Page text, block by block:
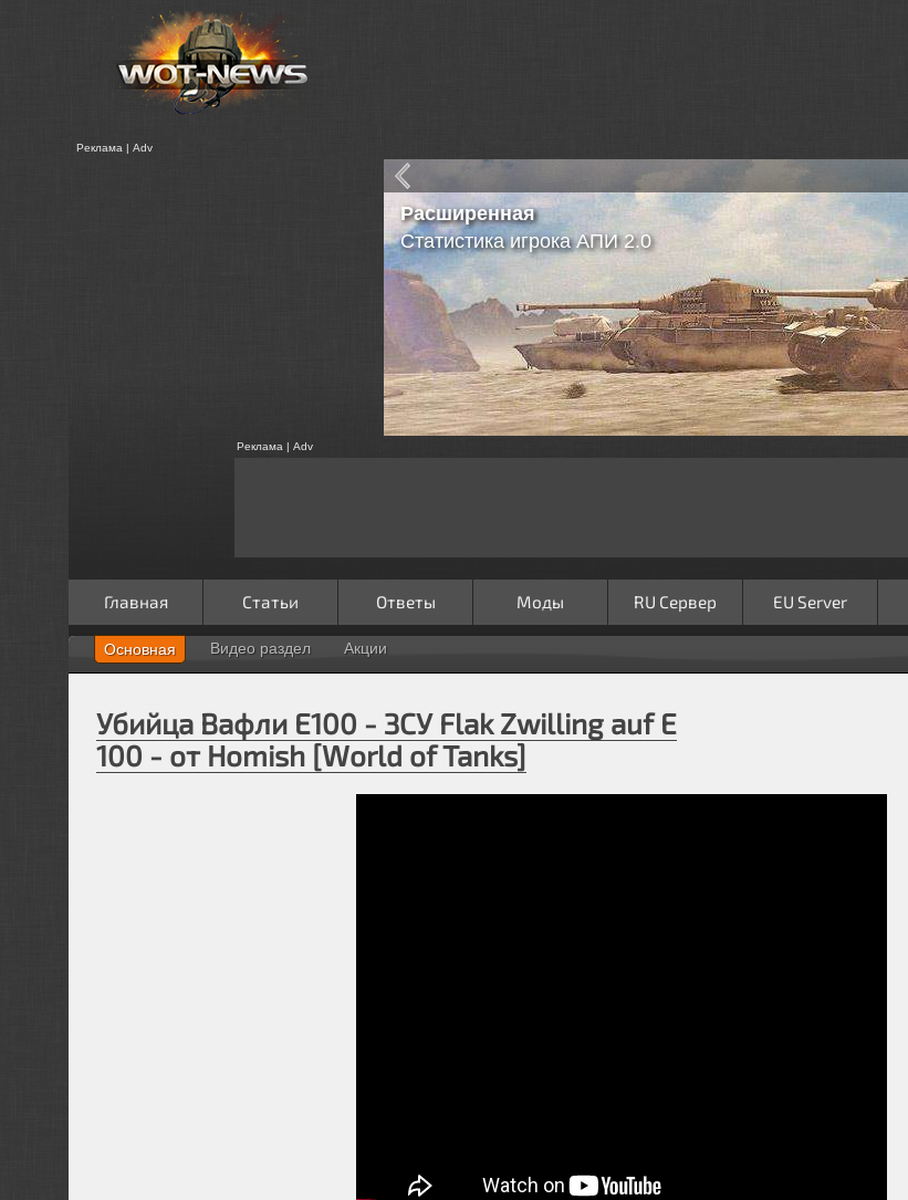
Реклама | Adv
Расширенная
Статистика игрока АПИ 2.0
Реклама | Adv
Главная Статьи Ответы Моды RU Сервер EU Server
Основная Видео раздел Акции
Убийца Вафли E100 - ЗСУ Flak Zwilling auf E
100 - от Homish [World of Tanks]